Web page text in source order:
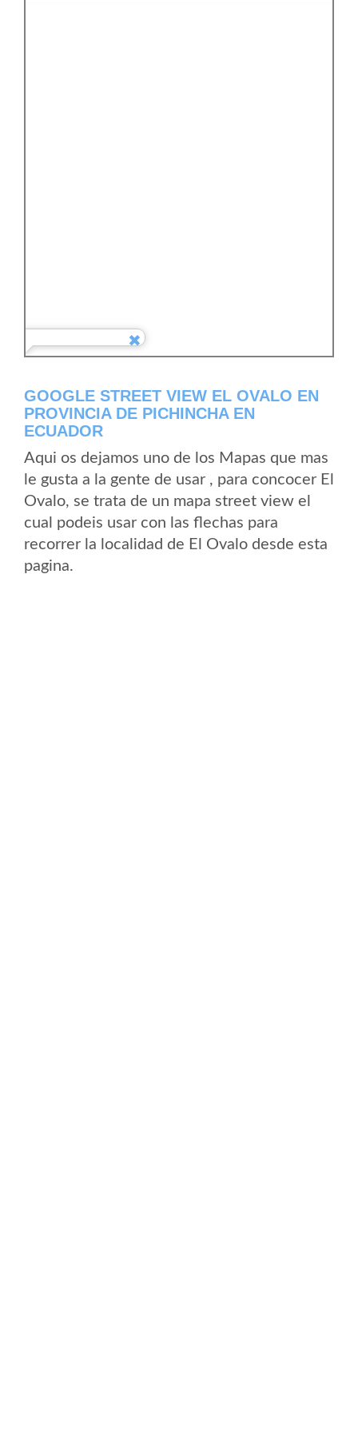
GOOGLE STREET VIEW EL OVALO EN
PROVINCIA DE PICHINCHA EN
ECUADOR
Aqui os dejamos uno de los Mapas que mas
le gusta a la gente de usar , para concocer El
Ovalo, se trata de un mapa street view el
cual podeis usar con las flechas para
recorrer la localidad de El Ovalo desde esta
pagina.